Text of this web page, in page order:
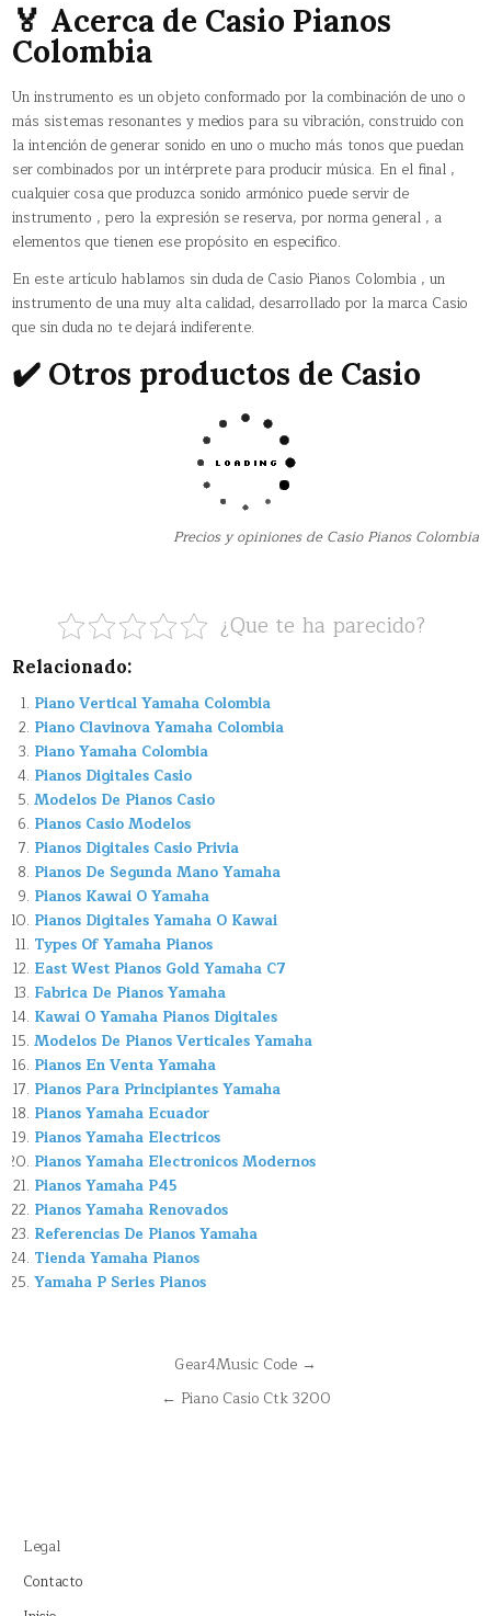
🏅 Acerca de Casio Pianos
Colombia
Un instrumento es un objeto conformado por la combinación de uno o
más sistemas resonantes y medios para su vibración, construido con
la intención de generar sonido en uno o mucho más tonos que puedan
ser combinados por un intérprete para producir música. En el final ,
cualquier cosa que produzca sonido armónico puede servir de
instrumento , pero la expresión se reserva, por norma general , a
elementos que tienen ese propósito en específico.
En este artículo hablamos sin duda de Casio Pianos Colombia , un
instrumento de una muy alta calidad, desarrollado por la marca Casio
que sin duda no te dejará indiferente.
✔️ Otros productos de Casio
Precios y opiniones de Casio Pianos Colombia
¿Que te ha parecido?
Relacionado:
Piano Vertical Yamaha Colombia
Piano Clavinova Yamaha Colombia
Piano Yamaha Colombia
Pianos Digitales Casio
Modelos De Pianos Casio
Pianos Casio Modelos
Pianos Digitales Casio Privia
Pianos De Segunda Mano Yamaha
Pianos Kawai O Yamaha
Pianos Digitales Yamaha O Kawai
Types Of Yamaha Pianos
East West Pianos Gold Yamaha C7
Fabrica De Pianos Yamaha
Kawai O Yamaha Pianos Digitales
Modelos De Pianos Verticales Yamaha
Pianos En Venta Yamaha
Pianos Para Principiantes Yamaha
Pianos Yamaha Ecuador
Pianos Yamaha Electricos
Pianos Yamaha Electronicos Modernos
Pianos Yamaha P45
Pianos Yamaha Renovados
Referencias De Pianos Yamaha
Tienda Yamaha Pianos
Yamaha P Series Pianos
NavegaciónGear4Music Code →
← Piano Casio Ctk 3200
Legal
Contacto